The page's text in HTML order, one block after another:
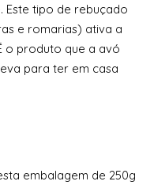
Este tipo de rebuçado
e romarias) ativa a
o produto que a avó
para ter em casa
embalagem de 250g